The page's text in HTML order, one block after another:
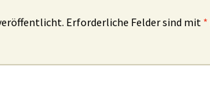
Erforderliche Felder sind mit *